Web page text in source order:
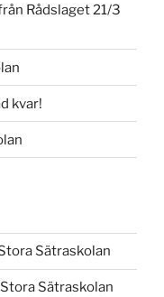
Rådslaget 21/3
kvar!
Sätraskolan
Sätraskolan